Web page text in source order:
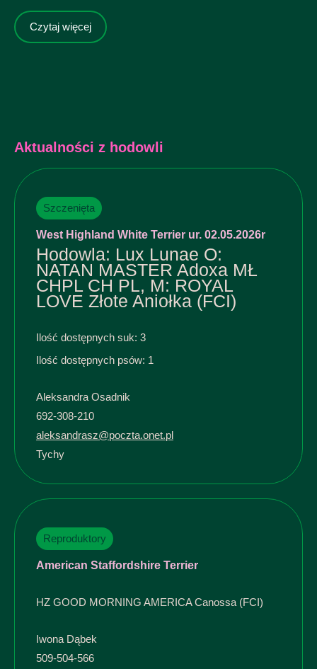
Czytaj więcej
Aktualności z hodowli
Szczenięta
West Highland White Terrier ur. 02.05.2026r
Hodowla: Lux Lunae O:
NATAN MASTER Adoxa MŁ
CHPL CH PL, M: ROYAL
LOVE Złote Aniołka (FCI)
Ilość dostępnych suk: 3
Ilość dostępnych psów: 1
Aleksandra Osadnik
692-308-210
aleksandrasz@poczta.onet.pl
Tychy
Reproduktory
American Staffordshire Terrier
HZ GOOD MORNING AMERICA Canossa (FCI)
Iwona Dąbek
509-504-566